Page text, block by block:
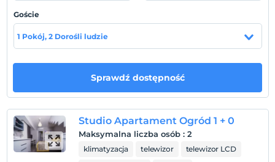
hałaśliwych lokali rozrywkowych, w którym można się
zrelaksować podczas snu i odpoczynku.
Jest idealny na wszystkie wakacje i pobyty we wszystkich
morza w Konyaalti, Antalya.
Goście
1 Pokój, 2 Dorośli ludzie
Sprawdź dostępność
Studio Apartament Ogród 1 + 0
Maksymalna liczba osób : 2
klimatyzacja telewizor
telewizor LCD